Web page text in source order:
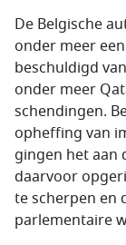
De Belgische
onder meer
beschuldigd
onder meer
schendingen.
opheffing van
gingen het aan
daarvoor
te scherpen en
parlementaire